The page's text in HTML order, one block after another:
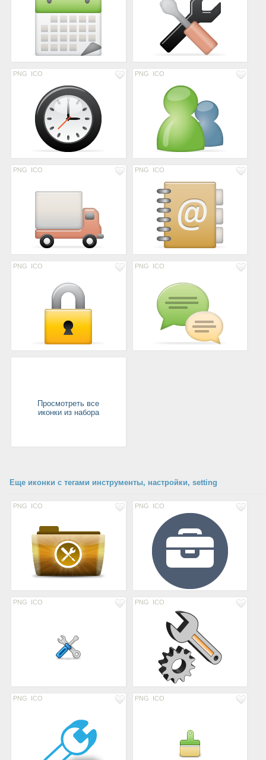
PNG ICO PNG ICO
PNG ICO PNG ICO
PNG ICO PNG ICO
Просмотреть все
иконки из набора
Еще иконки с тегами инструменты, настройки, setting
PNG ICO PNG ICO
PNG ICO PNG ICO
PNG ICO PNG ICO